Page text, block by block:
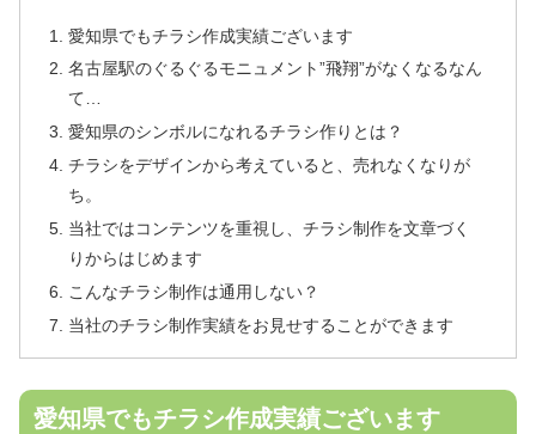
愛知県でもチラシ作成実績ございます
名古屋駅のぐるぐるモニュメント”飛翔”がなくなるなん
て…
愛知県のシンボルになれるチラシ作りとは？
チラシをデザインから考えていると、売れなくなりが
ち。
当社ではコンテンツを重視し、チラシ制作を文章づく
りからはじめます
こんなチラシ制作は通用しない？
当社のチラシ制作実績をお見せすることができます
愛知県でもチラシ作成実績ございます